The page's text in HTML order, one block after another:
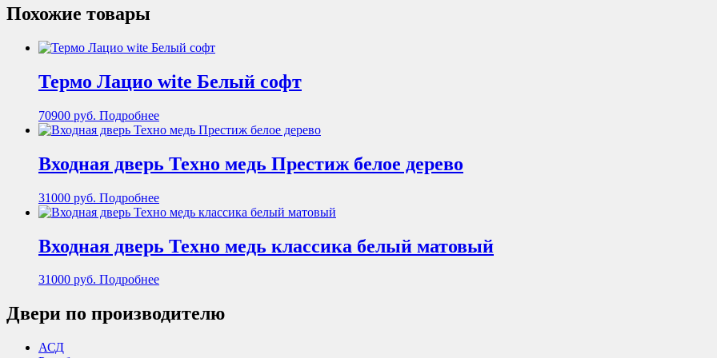
Похожие товары
Термо Лацио wite Белый софт
70900 руб. Подробнее
Входная дверь Техно медь Престиж белое дерево
31000 руб. Подробнее
Входная дверь Техно медь классика белый матовый
31000 руб. Подробнее
Двери по производителю
АСД